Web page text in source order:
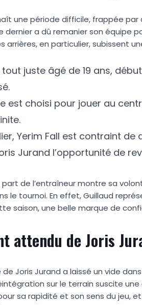
une période difficile, frappée
dernier a dû remanier son équipe
arrières, en particulier, subissent
tout juste âgé de 19 ans,
est choisi pour jouer au
Yerim Fall est contraint
Jurand l’opportunité de
de l’entraîneur montre sa
le tournoi. En effet, Guillaud
saison, une belle marque de
attendu de Joris
Joris Jurand a laissé un vide
sur le terrain suscite
sa rapidité et son sens du jeu,